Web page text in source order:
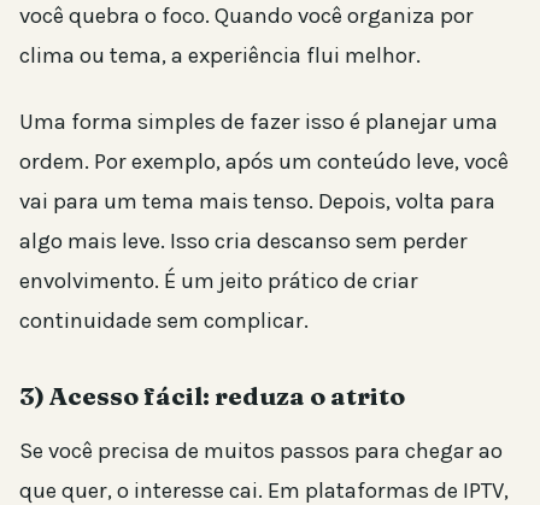
você quebra o foco. Quando você organiza por
clima ou tema, a experiência flui melhor.
Uma forma simples de fazer isso é planejar uma
ordem. Por exemplo, após um conteúdo leve, você
vai para um tema mais tenso. Depois, volta para
algo mais leve. Isso cria descanso sem perder
envolvimento. É um jeito prático de criar
continuidade sem complicar.
3) Acesso fácil: reduza o atrito
Se você precisa de muitos passos para chegar ao
que quer, o interesse cai. Em plataformas de IPTV,